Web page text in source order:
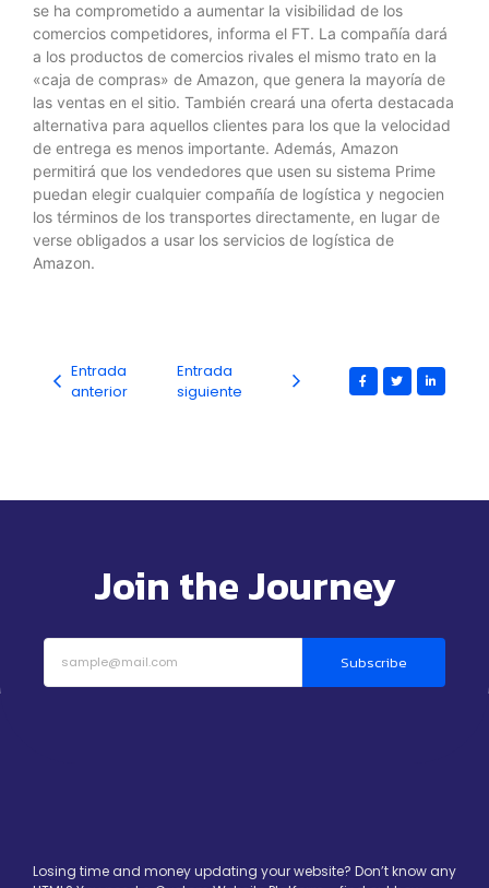
se ha comprometido a aumentar la visibilidad de los
comercios competidores, informa el FT. La compañía dará
a los productos de comercios rivales el mismo trato en la
«caja de compras» de Amazon, que genera la mayoría de
las ventas en el sitio. También creará una oferta destacada
alternativa para aquellos clientes para los que la velocidad
de entrega es menos importante. Además, Amazon
permitirá que los vendedores que usen su sistema Prime
puedan elegir cualquier compañía de logística y negocien
los términos de los transportes directamente, en lugar de
verse obligados a usar los servicios de logística de
Amazon.
Entrada
anterior
Entrada
siguiente
Join the Journey
Subscribe
Losing time and money updating your website? Don’t know any